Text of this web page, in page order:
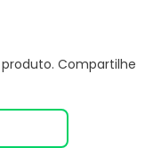
Compartilhe